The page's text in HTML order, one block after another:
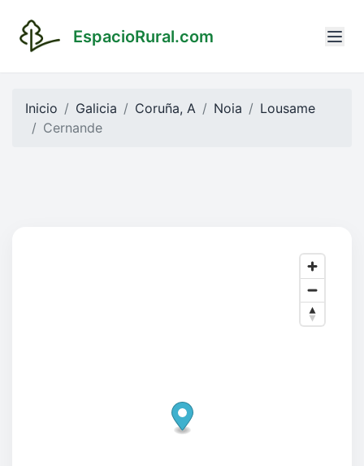
EspacioRural.com
Inicio Galicia Coruña, A Noia
Lousame
Cernande